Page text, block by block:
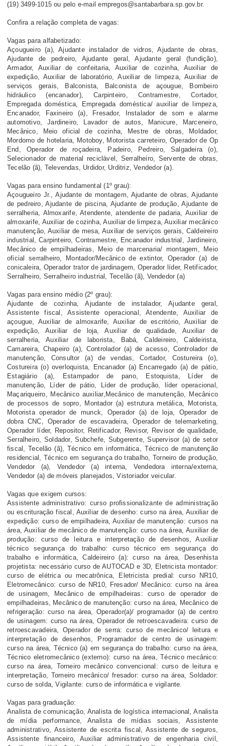
(19) 3499-1015 ou pelo e-mail empregos@santabarbara.sp.gov.br.
Confira a relação completa de vagas:
Vagas para alfabetizado:
Açougueiro (a), Ajudante instalador de vidros, Ajudante de obras,
Ajudante de pedreiro, Ajudante geral, Ajudante geral (fundição),
Armador, Auxiliar de confeitaria, Auxiliar de cozinha, Auxiliar de
expedição, Auxiliar de laboratório, Auxiliar de limpeza, Auxiliar de
serviços gerais, Balconista, Balconista de açougue, Bombeiro
hidráulico (encanador), Carpinteiro, Contramestre, Cortador,
Empregada doméstica, Empregada doméstica/ auxiliar de limpeza,
Encanador, Faxineiro (a), Fresador, Instalador de som e alarme
automotivo, Jardineiro, Lavador de autos, Manicure, Marceneiro,
Mecânico, Meio oficial de cozinha, Mestre de obras, Moldador,
Mordomo de hotelaria, Motoboy, Motorista carreteiro, Operador de Op
End, Operador de roçadeira, Padeiro, Pedreiro, Salgadeira (o),
Selecionador de material reciclável, Serralheiro, Servente de obras,
Tecelão (ã), Televendas, Urdidor, Urditriz, Vendedor (a).
Vagas para ensino fundamental (1º grau):
Açougueiro Jr., Ajudante de montagem, Ajudante de obras, Ajudante
de pedreiro, Ajudante de piscina, Ajudante de produção, Ajudante de
serralheria, Almoxarife, Atendente, atendente de padaria, Auxiliar de
almoxarife, Auxiliar de cozinha, Auxiliar de limpeza, Auxiliar mecânico
manutenção, Auxiliar de mesa, Auxiliar de serviços gerais, Caldeireiro
industrial, Carpinteiro, Contramestre, Encanador industrial, Jardineiro,
Mecânico de empilhadeiras, Meio de marcenaria/ montagem, Meio
oficial serralheiro, Montador/Mecânico de extintor, Operador (a) de
conicaleira, Operador trator de jardinagem, Operador líder, Retificador,
Serralheiro, Serralheiro industrial, Tecelão (ã), Vendedor (a)
Vagas para ensino médio (2º grau):
Ajudante de cozinha, Ajudante de instalador, Ajudante geral,
Assistente fiscal, Assistente operacional, Atendente, Auxiliar de
açougue, Auxiliar de almoxarife, Auxiliar de escritório, Auxiliar de
expedição, Auxiliar de loja, Auxiliar de qualidade, Auxiliar de
serralheria, Auxiliar de laborista, Babá, Caldeireiro, Caldeirista,
Camareira, Chapeiro (a), Controlador (a) de acesso, Controlador de
manutenção, Consultor (a) de vendas, Cortador, Costureira (o),
Costureira (o) overloquista, Encanador (a) Encarregado (a) de pátio,
Estagiário (a), Estampador de pano, Estoquista, Líder de
manutenção, Líder de pátio, Líder de produção, líder operacional,
Maçariqueiro, Mecânico auxiliar,Mecânico de manutenção, Mecânico
de processos de sopro, Montador (a) estrutura metálica, Motorista,
Motorista operador de munck, Operador (a) de loja, Operador de
dobra CNC, Operador de escavadeira, Operador de telemarketing,
Operador líder, Repositor, Retificador, Revisor, Revisor de qualidade,
Serralheiro, Soldador, Subchefe, Subgerente, Supervisor (a) de setor
fiscal, Tecelão (ã), Técnico em informática, Técnico de manutenção
residencial, Técnico em segurança do trabalho, Torneiro de produção,
Vendedor (a), Vendedor (a) interna, Vendedora interna/externa,
Vendedor (a) de móveis planejados, Vistoriador veicular.
Vagas que exigem cursos:
Assistente administrativo: curso profissionalizante de administração
ou escrituração fiscal, Auxiliar de desenho: curso na área, Auxiliar de
expedição: curso de empilhadeira, Auxiliar de manutenção: cursos na
área, Auxiliar de mecânico de manutenção: curso na área, Auxiliar de
produção: curso de leitura e interpretação de desenhos, Auxiliar
técnico segurança do trabalho: curso técnico em segurança do
trabalho e informática, Caldeireiro (a): curso na área, Desenhista
projetista: necessário curso de AUTOCAD e 3D, Eletricista montador:
curso de elétrica ou mecatrônica, Eletricista predial: curso NR10,
Eletromecânico: curso de NR10, Fresador/ Mecânico: curso na área
de usinagem, Mecânico de empilhadeiras: curso de operador de
empilhadeiras, Mecânico de manutenção: curso na área, Mecânico de
refrigeração: curso na área, Operador(a)/ programador (a) de centro
de usinagem: curso na área, Operador de retroescavadeira: curso de
retroescavadeira, Operador de serra: curso de mecânico/ leitura e
interpretação de desenhos, Programador de centro de usinagem:
curso na área, Técnico (a) em segurança do trabalho: curso na área,
Técnico eletromecânico (externo): curso na área, Técnico mecânico:
curso na área, Torneiro mecânico convencional: curso de leitura e
interpretação, Torneiro mecânico/ fresador: curso na área, Soldador:
curso de solda, Vigilante: curso de informática e vigilante.
Vagas para graduação:
Analista de comunicação, Analista de logística internacional, Analista
de mídia performance, Analista de mídias sociais, Assistente
administrativo, Assistente de escrita fiscal, Assistente de seguros,
Assistente financeiro, Auxiliar administrativo de engenharia civil,